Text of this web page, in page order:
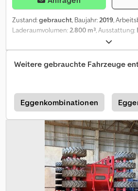
Zustand:gebraucht, Baujahr:2019,
Laderaumvolumen:2.800 m³, Ausstattung:
Reihenanzahl:20, Reihen- / Körperabstand:15,
Flächenleistung:1090,
Saatmengenverstellung hydraulisch,
hydraulisch, Pneumatisch, Striegel,
Getreideausrüstung,
2 reihiges Discsystem, Reifenpacker,
Andruckrollen, Striegel,Lagerort:Kunde
Weitere gebrauchte Fahrzeuge
Eggenkombinationen